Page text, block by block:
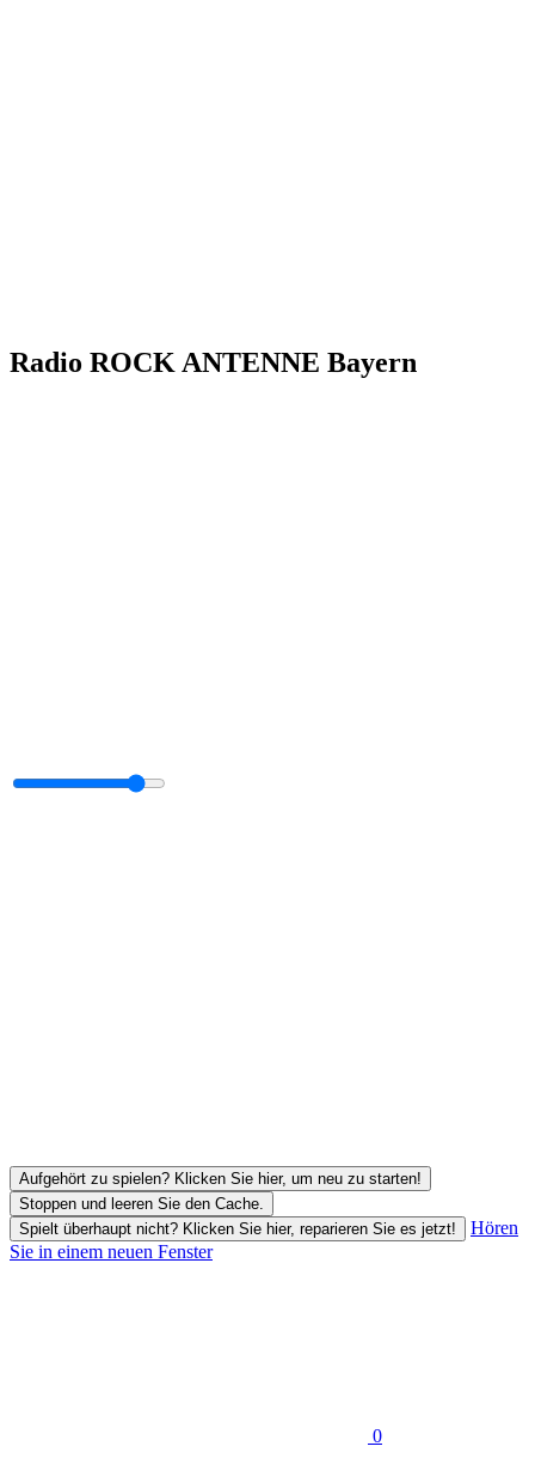
Radio ROCK ANTENNE Bayern
Aufgehört zu spielen? Klicken Sie hier, um neu zu starten!
Stoppen und leeren Sie den Cache.
Spielt überhaupt nicht? Klicken Sie hier, reparieren Sie es jetzt!
Hören
Sie in einem neuen Fenster
0